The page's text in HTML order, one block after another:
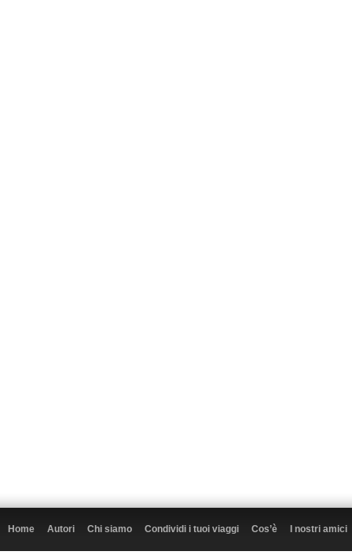
Home Autori Chi siamo Condividi i tuoi viaggi Cos’è I nostri amici